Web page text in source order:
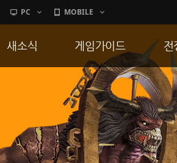
PC MOBILE
새소식
이벤트
히스토리
게임가이드
게임 특징
서버가이드
신병훈련소
세부가이드
전
통
공